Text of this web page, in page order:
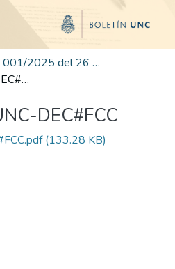
Edición 001/2025 del 26 de mayo de 2025
RD-2025-85-UNC-DEC#FCC
DEC#FCC
(133.28 KB)